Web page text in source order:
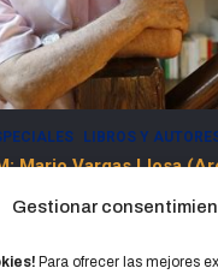
Gestionar
Para ofrecer las mejores
LIBROS Y
Mario Vargas Llosa